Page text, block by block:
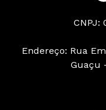
CNPJ:
Endereço: Rua
Guaçu